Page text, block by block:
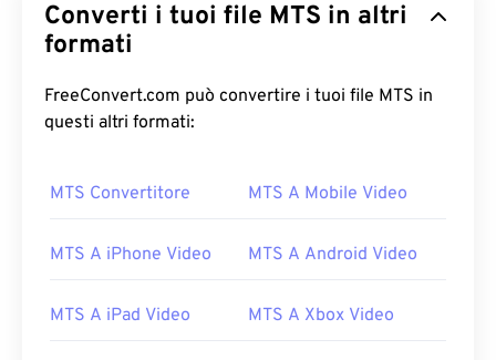
Converti i tuoi file MTS in altri
formati
FreeConvert.com può convertire i tuoi file MTS in
questi altri formati:
MTS Convertitore MTS A Mobile Video
MTS A iPhone Video MTS A Android Video
MTS A iPad Video MTS A Xbox Video